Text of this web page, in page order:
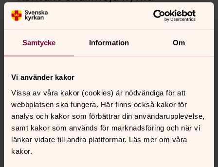
Samtycke Information Om
Vi använder kakor
Vissa av våra kakor (cookies) är nödvändiga för att
webbplatsen ska fungera. Här finns också kakor för
analys och kakor som förbättrar din användarupplevelse,
samt kakor som används för marknadsföring och när vi
länkar vidare till andra plattformar. Läs mer om våra
kakor.
Boka dop och vigsel:
Kyrkans hus, Skara, tel. 0511-265 00
Begravning och gravar:
Elsa Hovmark Svensson, tel. 070-361 94 27
Vill du veta mer om Skallmeja